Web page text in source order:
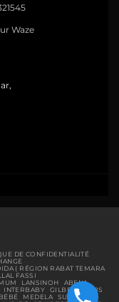
Waze
DE CONFIDENTIALITÉ
( RÉGION RABAT TEMARA
FASSI
LANSINOH
ABENA
INTERBABY GILBERT
BIBS
MEDELA
SUAVINEX